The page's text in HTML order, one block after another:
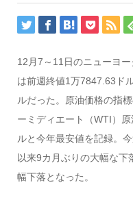
12月7～11日のニューヨー
は前週終値1万7847.63ド
ルだった。原油価格の指
ーミディエート（WTI）
ルと今年最安値を記録。
以来9カ月ぶりの大幅な下
幅下落となった。